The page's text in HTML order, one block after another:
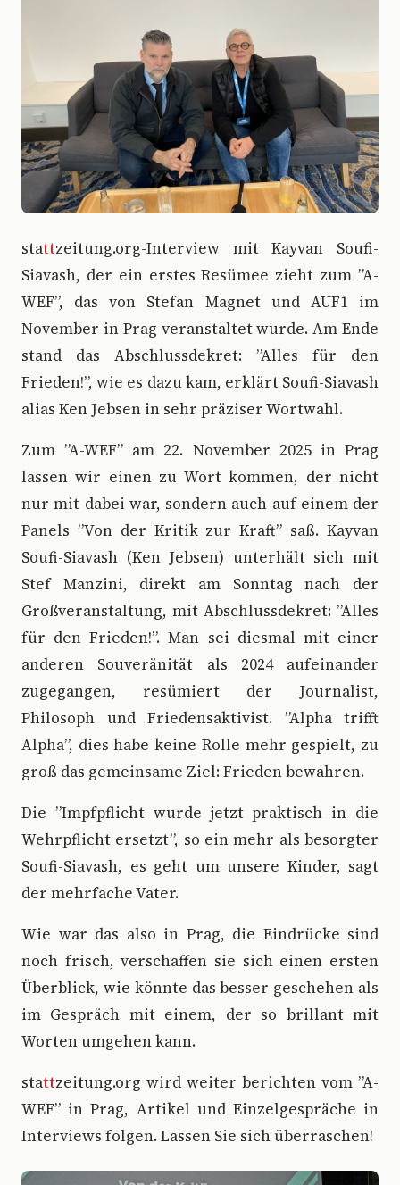
stattzeitung.org-Interview mit Kayvan Soufi-
Siavash, der ein erstes Resümee zieht zum ”A-
WEF”, das von Stefan Magnet und AUF1 im
November in Prag veranstaltet wurde. Am Ende
stand das Abschlussdekret: ”Alles für den
Frieden!”, wie es dazu kam, erklärt Soufi-Siavash
alias Ken Jebsen in sehr präziser Wortwahl.
Zum ”A-WEF” am 22. November 2025 in Prag
lassen wir einen zu Wort kommen, der nicht
nur mit dabei war, sondern auch auf einem der
Panels ”Von der Kritik zur Kraft” saß. Kayvan
Soufi-Siavash (Ken Jebsen) unterhält sich mit
Stef Manzini, direkt am Sonntag nach der
Großveranstaltung, mit Abschlussdekret: ”Alles
für den Frieden!”. Man sei diesmal mit einer
anderen Souveränität als 2024 aufeinander
zugegangen, resümiert der Journalist,
Philosoph und Friedensaktivist. ”Alpha trifft
Alpha”, dies habe keine Rolle mehr gespielt, zu
groß das gemeinsame Ziel: Frieden bewahren.
Die ”Impfpflicht wurde jetzt praktisch in die
Wehrpflicht ersetzt”, so ein mehr als besorgter
Soufi-Siavash, es geht um unsere Kinder, sagt
der mehrfache Vater.
Wie war das also in Prag, die Eindrücke sind
noch frisch, verschaffen sie sich einen ersten
Überblick, wie könnte das besser geschehen als
im Gespräch mit einem, der so brillant mit
Worten umgehen kann.
stattzeitung.org wird weiter berichten vom ”A-
WEF” in Prag, Artikel und Einzelgespräche in
Interviews folgen. Lassen Sie sich überraschen!